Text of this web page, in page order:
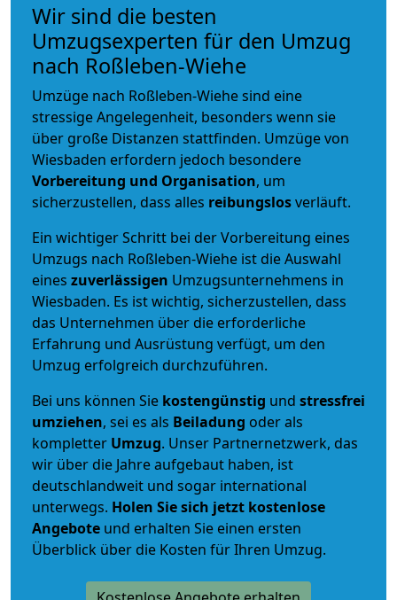
Wir sind die besten
Umzugsexperten für den Umzug
nach Roßleben-Wiehe
Umzüge nach Roßleben-Wiehe sind eine
stressige Angelegenheit, besonders wenn sie
über große Distanzen stattfinden. Umzüge von
Wiesbaden erfordern jedoch besondere
Vorbereitung und Organisation, um
sicherzustellen, dass alles reibungslosverläuft.
Ein wichtiger Schritt bei der Vorbereitung eines
Umzugs nach Roßleben-Wiehe ist die Auswahl
eines zuverlässigen Umzugsunternehmens in
Wiesbaden. Es ist wichtig, sicherzustellen, dass
das Unternehmen über die erforderliche
Erfahrung und Ausrüstung verfügt, um den
Umzug erfolgreich durchzuführen.
Bei uns können Sie kostengünstig und stressfrei
umziehen, sei es als Beiladung oder als
kompletter Umzug. Unser Partnernetzwerk, das
wir über die Jahre aufgebaut haben, ist
deutschlandweit und sogar international
unterwegs. Holen Sie sich jetzt kostenlose
Angebote und erhalten Sie einen ersten
Überblick über die Kosten für Ihren Umzug.